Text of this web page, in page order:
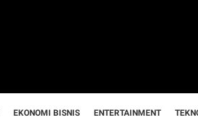
EKONOMI BISNIS ENTERTAINMENT